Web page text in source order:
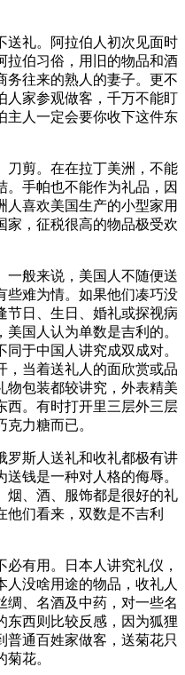
送礼。阿拉伯人初次见面时
拉伯习俗，用旧的物品和酒
务往来的熟人的妻子。更不
人家参观做客，千万不能盯
主人一定会要你收下这件东
刀剪。在在拉丁美洲，不能
。手帕也不能作为礼品，因
人喜欢美国生产的小型家用
家，征税很高的物品极受欢
一般来说，美国人不随便送
些难为情。如果他们凑巧没
节日、生日、婚礼或探视病
国人认为单数是吉利的。
于中国人讲究成双成对。
，当着送礼人的面欣赏或品
物包装都较讲究，外表精美
西。有时打开里三层外三层
力糖而已。
罗斯人送礼和收礼都极有讲
钱是一种对人格的侮辱。
烟、酒、服饰都是很好的礼
们看来，双数是不吉利
有用。日本人讲究礼仪，
没啥用途的物品，收礼人
绸、名酒及中药，对一些名
东西则比较反感，因为狐狸
普通百姓家做客，送菊花只
花。